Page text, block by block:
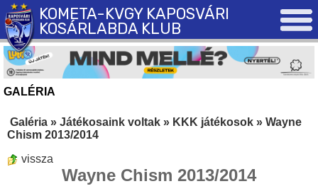
KOMETA-KVGY KAPOSVÁRI
KOSÁRLABDA KLUB
GALÉRIA
Galéria » Játékosaink voltak » KKK játékosok » Wayne
Chism 2013/2014
vissza
Wayne Chism 2013/2014